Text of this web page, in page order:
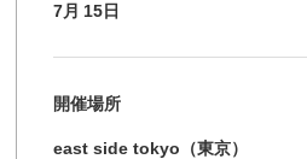
7月 15日
開催場所
east side tokyo（東京）